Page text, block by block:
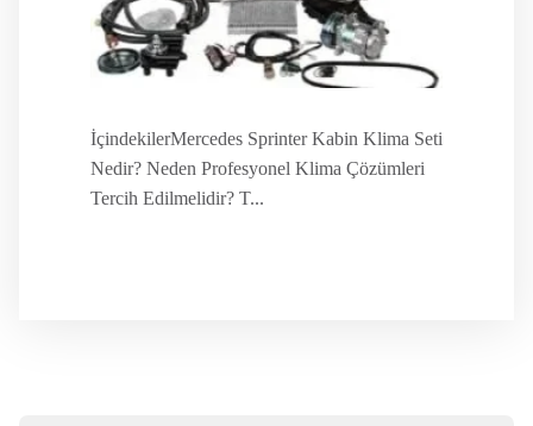
İçindekilerMercedes Sprinter Kabin Klima Seti
Nedir? Neden Profesyonel Klima Çözümleri
Tercih Edilmelidir? T...